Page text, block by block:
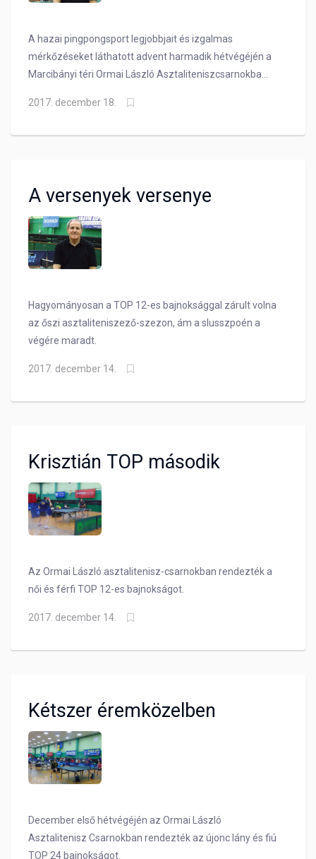
A hazai pingpongsport legjobbjait és izgalmas
mérkőzéseket láthatott advent harmadik hétvégéjén a
Marcibányi téri Ormai László Asztaliteniszcsarnokba
2017. december 18.
A versenyek versenye
Hagyományosan a TOP 12-es bajnoksággal zárult volna
az őszi asztaliteniszező-szezon, ám a slusszpoén a
végére maradt.
2017. december 14.
Krisztián TOP második
Az Ormai László asztalitenisz-csarnokban rendezték a
női és férfi TOP 12-es bajnokságot.
2017. december 14.
Kétszer éremközelben
December első hétvégéjén az Ormai László
Asztalitenisz Csarnokban rendezték az újonc lány és fiú
TOP 24 bajnokságot.